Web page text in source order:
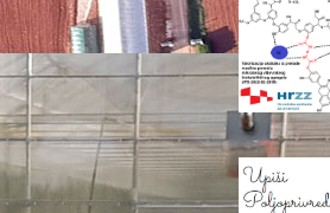
Hrvatske
Instituta, dok je u
također od strane
mikrobnog
planirano je na tri
komine maslina,
niz nepovoljnih